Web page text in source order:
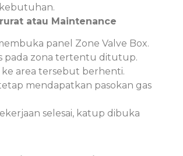
atau Maintenance
panel Zone Valve Box.
pada zona tertentu ditutup.
ke area tersebut berhenti.
mendapatkan pasokan gas
selesai, katup dibuka